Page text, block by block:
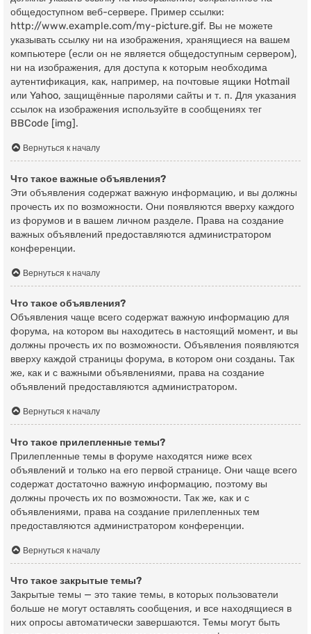
общедоступном веб-сервере. Пример ссылки:
http://www.example.com/my-picture.gif. Вы не можете
указывать ссылку ни на изображения, хранящиеся на вашем
компьютере (если он не является общедоступным сервером),
ни на изображения, для доступа к которым необходима
аутентификация, как, например, на почтовые ящики Hotmail
или Yahoo, защищённые паролями сайты и т. п. Для указания
ссылок на изображения используйте в сообщениях тег
BBCode [img].
Вернуться к началу
Что такое важные объявления?
Эти объявления содержат важную информацию, и вы должны
прочесть их по возможности. Они появляются вверху каждого
из форумов и в вашем личном разделе. Права на создание
важных объявлений предоставляются администратором
конференции.
Вернуться к началу
Что такое объявления?
Объявления чаще всего содержат важную информацию для
форума, на котором вы находитесь в настоящий момент, и вы
должны прочесть их по возможности. Объявления появляются
вверху каждой страницы форума, в котором они созданы. Так
же, как и с важными объявлениями, права на создание
объявлений предоставляются администратором.
Вернуться к началу
Что такое прилепленные темы?
Прилепленные темы в форуме находятся ниже всех
объявлений и только на его первой странице. Они чаще всего
содержат достаточно важную информацию, поэтому вы
должны прочесть их по возможности. Так же, как и с
объявлениями, права на создание прилепленных тем
предоставляются администратором конференции.
Вернуться к началу
Что такое закрытые темы?
Закрытые темы — это такие темы, в которых пользователи
больше не могут оставлять сообщения, и все находящиеся в
них опросы автоматически завершаются. Темы могут быть